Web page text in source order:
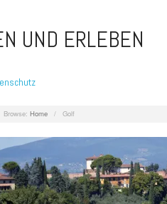
UND ERLEBEN
Browse: Home / Golf